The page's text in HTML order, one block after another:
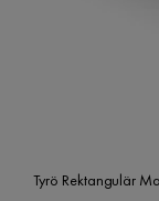
Tyrö Rektangulär